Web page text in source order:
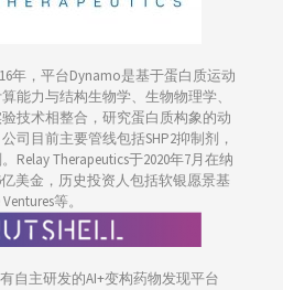
年，平台Dynamo是基于蛋白质运动
能力与结构生物学、生物物理学、
技术相整合，研究蛋白质构象的动
司目前主要管线包括SHP2抑制剂，
Relay Therapeutics于2020年7月在纳
美金，历史投资人包括软银愿景基
等。
自主研发的AI+变构药物发现平台